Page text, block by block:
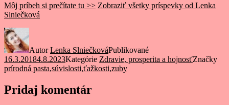
Môj príbeh si prečítate tu >> Zobraziť všetky príspevky od Lenka
Slniečková
AutorLenka SlniečkováPublikované
16.3.20184.8.2023Kategórie Zdravie, prosperita a hojnosťZnačky
prírodná pasta,súvislosti,ťažkosti,zuby
Pridaj komentár